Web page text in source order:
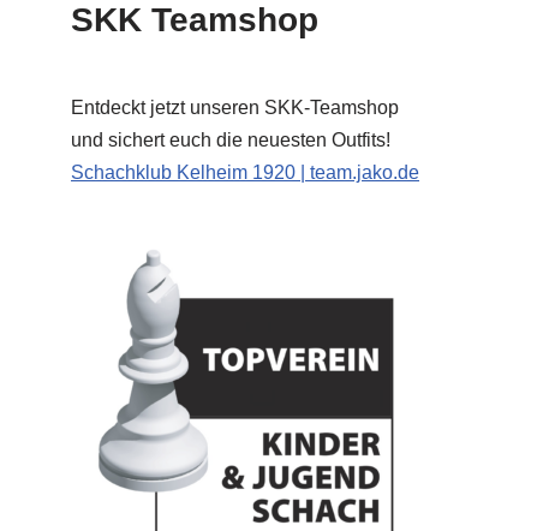
SKK Teamshop
Entdeckt jetzt unseren SKK-Teamshop
und sichert euch die neuesten Outfits!
Schachklub Kelheim 1920 | team.jako.de